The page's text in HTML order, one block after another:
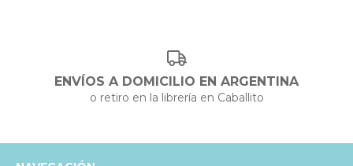
ENVÍOS A DOMICILIO EN ARGENTINA
o retiro en la librería en Caballito